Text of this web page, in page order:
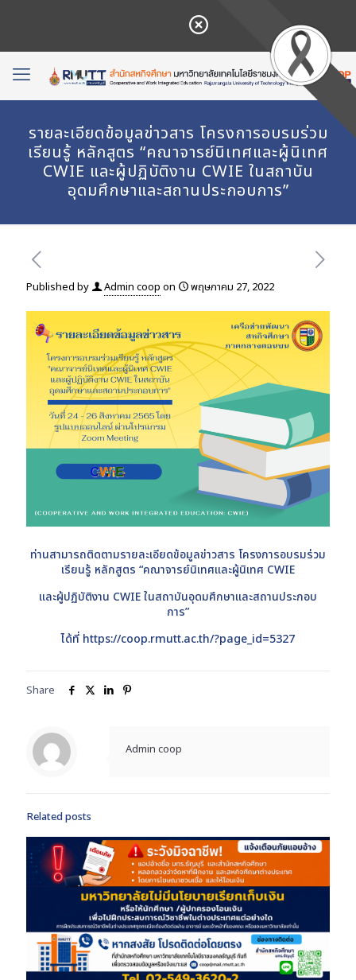
รายละเอียดข้อมูลข่าวสาร โครงการอบรมร่วม
เรียนรู้ หลักสูตร “คณาจารย์นิเทศและผู้นิเทศ
CWIE และผู้ปฏิบัติงาน CWIE ในสถาบัน
อุดมศึกษาและสถานประกอบการ”
Published by Admin coop on พฤษภาคม 27, 2022
ท่านสามารถติดตามรายละเอียดข้อมูลข่าวสาร โครงการอบรมร่วม
เรียนรู้ หลักสูตร “คณาจารย์นิเทศและผู้นิเทศ CWIE
และผู้ปฏิบัติงาน CWIE ในสถาบันอุดมศึกษาและสถานประกอบ
การ”
ได้ที่ https://coop.rmutt.ac.th/?page_id=5327
Share
Admin coop
Related posts